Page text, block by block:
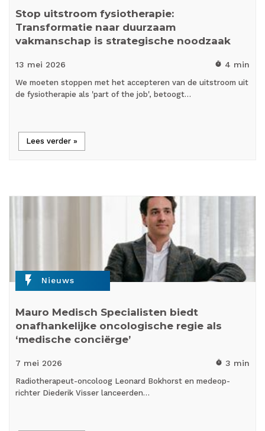
Stop uitstroom fysiotherapie:
Transformatie naar duurzaam
vakmanschap is strategische noodzaak
13 mei 2026 timer 4 min
We moeten stoppen met het accepteren van de uitstroom uit
de fysiotherapie als 'part of the job', betoogt…
Lees verder »
flash_on Nieuws
Mauro Medisch Specialisten biedt
onafhankelijke oncologische regie als
‘medische conciërge’
7 mei 2026 timer 3 min
Radiotherapeut-oncoloog Leonard Bokhorst en medeop­
richter Diederik Visser lanceerden…